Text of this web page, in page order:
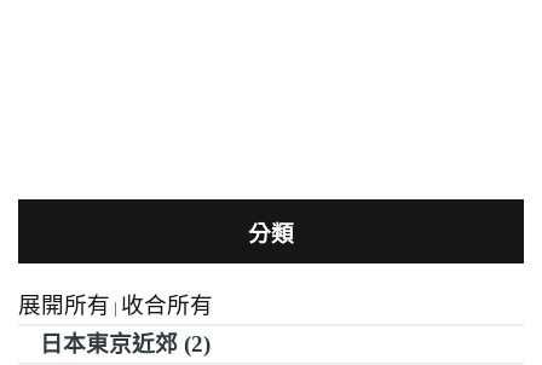
分類
展開所有 | 收合所有
日本東京近郊 (2)